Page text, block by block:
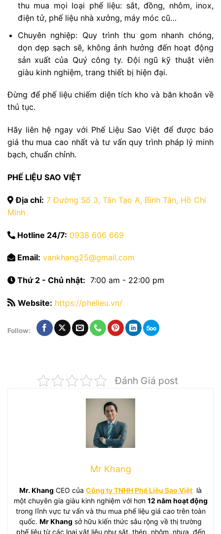
thu mua mọi loại phế liệu: sắt, đồng, nhôm, inox,
điện tử, phế liệu nhà xưởng, máy móc cũ…
Chuyên nghiệp: Quy trình thu gom nhanh chóng,
dọn dẹp sạch sẽ, không ảnh hưởng đến hoạt động
sản xuất của Quý công ty. Đội ngũ kỹ thuật viên
giàu kinh nghiệm, trang thiết bị hiện đại.
Đừng để phế liệu chiếm diện tích kho và băn khoăn về
thủ tục.
Hãy liên hệ ngay với Phế Liệu Sao Việt để được báo
giá thu mua cao nhất và tư vấn quy trình pháp lý minh
bạch, chuẩn chỉnh.
PHẾ LIỆU SAO VIỆT
Địa chỉ: 7 Đường Số 3, Tân Tạo A, Bình Tân, Hồ Chí
Minh
Hotline 24/7: 0938 606 669
Email: vankhang25@gmail.com
Thứ 2 - Chủ nhật: 7:00 am - 22:00 pm
Website: https://phelieu.vn/
Follow:
Đánh Giá post
Mr Khang
Mr. Khang CEO của Công ty TNHH Phế Liệu Sao Việt là
một chuyên gia giàu kinh nghiệm với hơn 12 năm hoạt động
trong lĩnh vực tư vấn và thu mua phế liệu giá cao trên toàn
quốc. Mr Khang sở hữu kiến thức sâu rộng về thị trường
phế liệu từ các loại vật liệu như sắt, thép, nhôm, nhựa, đến